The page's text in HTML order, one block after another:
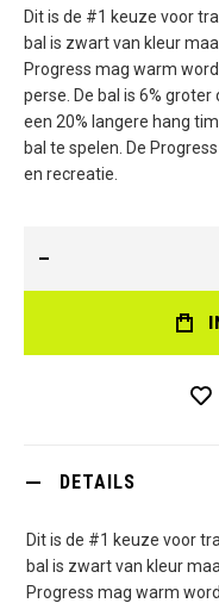
Dit is de #1 keuze voor
bal is zwart van kleur
Progress mag warm
perse. De bal is 6%
een 20% langere hang
bal te spelen. De
en recreatie.
DETAILS
Dit is de #1 keuze voor
bal is zwart van kleur
Progress mag warm